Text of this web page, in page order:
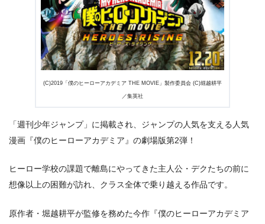
出典: U-NEXT
(C)2019「僕のヒーローアカデミア THE MOVIE」製作委員会 (C)堀越耕平
／集英社
「週刊少年ジャンプ」に掲載され、ジャンプの人気を支える人気
漫画『僕のヒーローアカデミア』の劇場版第2弾！
ヒーロー学校の課題で離島にやってきた主人公・デクたちの前に
想像以上の困難が訪れ、クラス全体で乗り越える作品です。
原作者・堀越耕平が監修を務めた今作『僕のヒーローアカデミア